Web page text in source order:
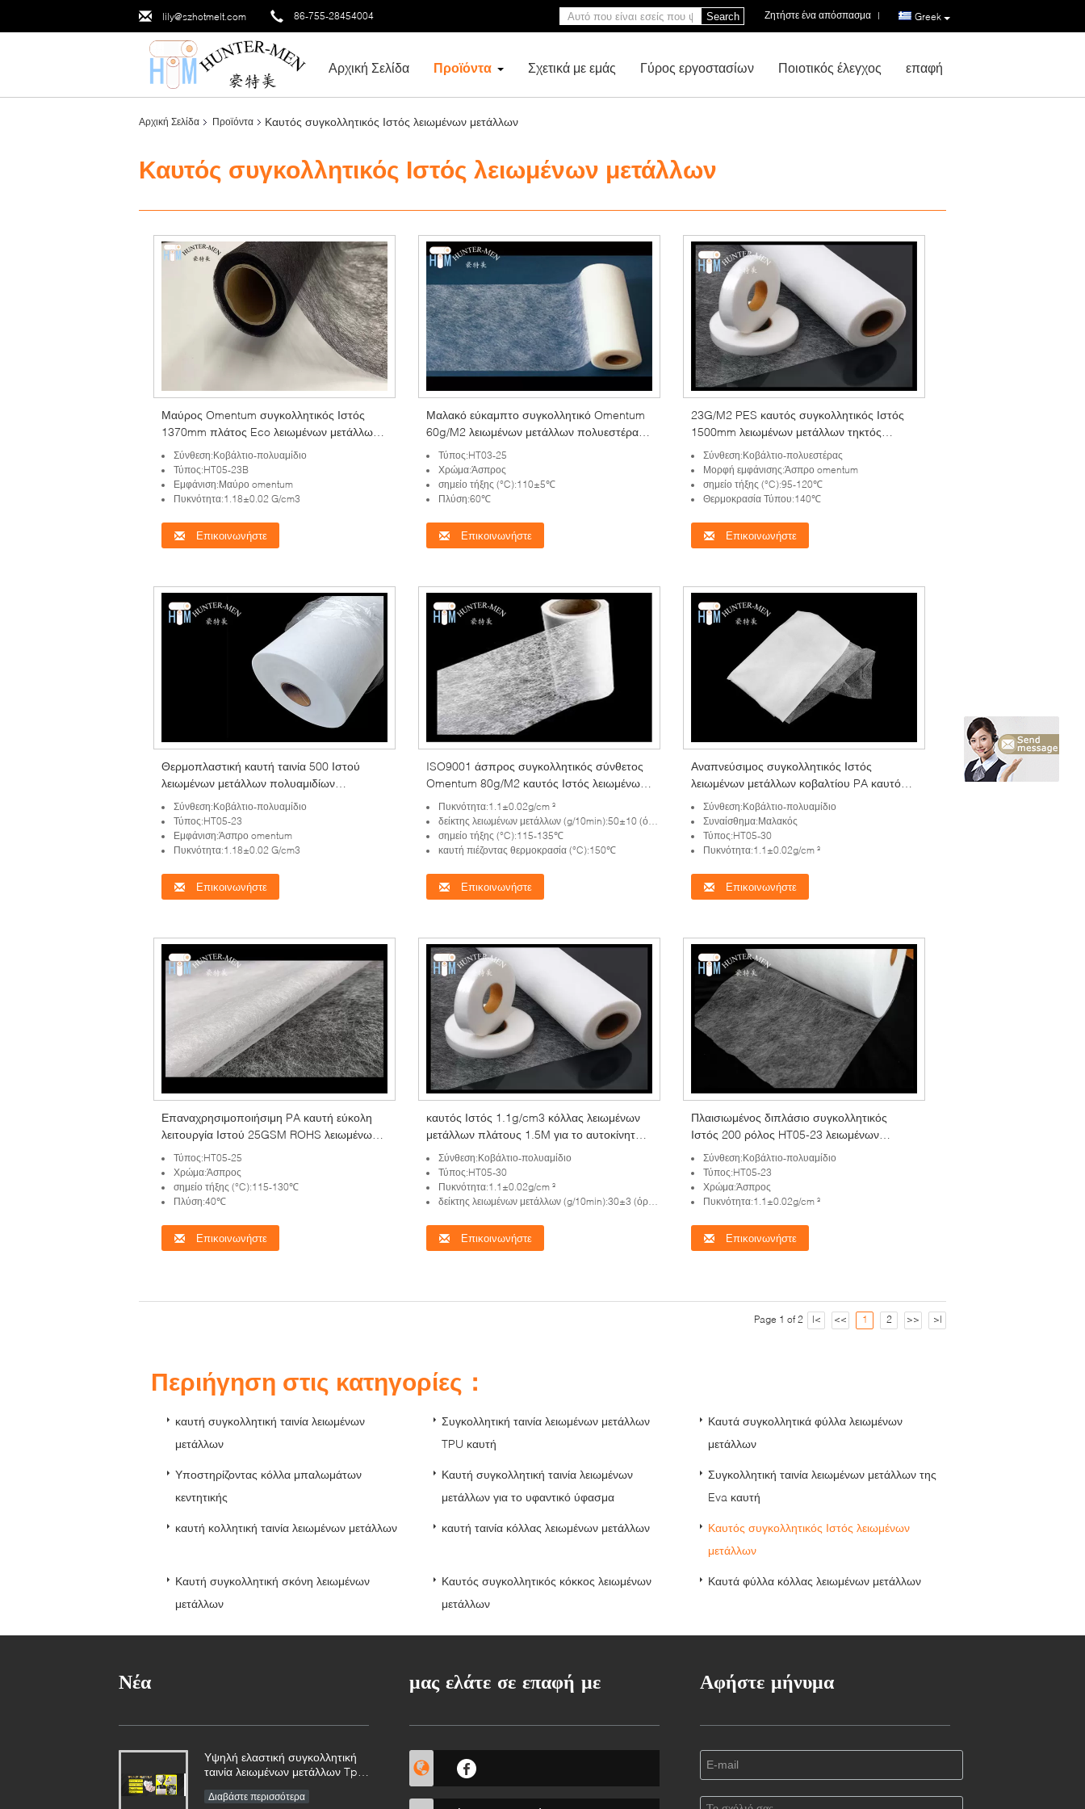
lily@szhotmelt.com 86-755-28454004 Greek
Ζητήστε ένα απόσπασμα |
Search
Αρχική Σελίδα Προϊόντα Σχετικά με εμάς Γύρος εργοστασίων Ποιοτικός έλεγχος επαφή
Αρχική Σελίδα Προϊόντα Καυτός συγκολλητικός Ιστός λειωμένων μετάλλων
Καυτός συγκολλητικός Ιστός λειωμένων μετάλλων
Μαύρος Omentum συγκολλητικός Ιστός
1370mm πλάτος Eco λειωμένων μετάλλων
πολυαμιδίων καυτός φιλικό
Σύνθεση:Κοβάλτιο-πολυαμίδιο
Τύπος:HT05-23B
Εμφάνιση:Μαύρο omentum
Πυκνότητα:1.18±0.02 G/cm3
Επικοινωνήστε
Μαλακό εύκαμπτο συγκολλητικό Omentum
60g/M2 λειωμένων μετάλλων πολυεστέρα
καυτό για τα υφαντικά υφάσματα
Τύπος:HT03-25
Χρώμα:Άσπρος
σημείο τήξης (°C):110±5℃
Πλύση:60℃
Επικοινωνήστε
23G/M2 PES καυτός συγκολλητικός Ιστός
1500mm λειωμένων μετάλλων τηκτός
συνδέοντας Ιστός
Σύνθεση:Κοβάλτιο-πολυεστέρας
Μορφή εμφάνισης:Άσπρο omentum
σημείο τήξης (°C):95-120℃
Θερμοκρασία Τύπου:140℃
Επικοινωνήστε
Θερμοπλαστική καυτή ταινία 500 Ιστού
λειωμένων μετάλλων πολυαμιδίων
κοβαλτίου ναυπηγεία ανά ρόλο
Σύνθεση:Κοβάλτιο-πολυαμίδιο
Τύπος:HT05-23
Εμφάνιση:Άσπρο omentum
Πυκνότητα:1.18±0.02 G/cm3
Επικοινωνήστε
ISO9001 άσπρος συγκολλητικός σύνθετος
Omentum 80g/M2 καυτός Ιστός λειωμένων
μετάλλων
Πυκνότητα:1.1±0.02g/cm ³
δείκτης λειωμένων μετάλλων (g/10min):50±10 (όρος: 160℃)
σημείο τήξης (°C):115-135℃
καυτή πιέζοντας θερμοκρασία (°C):150℃
Επικοινωνήστε
Αναπνεύσιμος συγκολλητικός Ιστός
λειωμένων μετάλλων κοβαλτίου PA καυτός
για τη μη υφαμένη τηκτή σημείωση μεταξύ
των γραμμών του κειμένου
Σύνθεση:Κοβάλτιο-πολυαμίδιο
Συναίσθημα:Μαλακός
Τύπος:HT05-30
Πυκνότητα:1.1±0.02g/cm ³
Επικοινωνήστε
Επαναχρησιμοποιήσιμη PA καυτή εύκολη
λειτουργία Ιστού 25GSM ROHS λειωμένων
μετάλλων συγκολλητική
Τύπος:HT05-25
Χρώμα:Άσπρος
σημείο τήξης (°C):115-130℃
Πλύση:40℃
Επικοινωνήστε
καυτός Ιστός 1.1g/cm3 κόλλας λειωμένων
μετάλλων πλάτους 1.5M για το αυτοκίνητο
εσωτερικό
Σύνθεση:Κοβάλτιο-πολυαμίδιο
Τύπος:HT05-30
Πυκνότητα:1.1±0.02g/cm ³
δείκτης λειωμένων μετάλλων (g/10min):30±3 (όρος: 160℃)
Επικοινωνήστε
Πλαισιωμένος διπλάσιο συγκολλητικός
Ιστός 200 ρόλος HT05-23 λειωμένων
μετάλλων 23GSM καυτός ναυπηγείων
Σύνθεση:Κοβάλτιο-πολυαμίδιο
Τύπος:HT05-23
Χρώμα:Άσπρος
Πυκνότητα:1.1±0.02g/cm ³
Επικοινωνήστε
Page 1 of 2 |< << 1 2 >> >|
Περιήγηση στις κατηγορίες：
καυτή συγκολλητική ταινία λειωμένων
μετάλλων
Συγκολλητική ταινία λειωμένων μετάλλων
TPU καυτή
Καυτά συγκολλητικά φύλλα λειωμένων
μετάλλων
Υποστηρίζοντας κόλλα μπαλωμάτων
κεντητικής
Καυτή συγκολλητική ταινία λειωμένων
μετάλλων για το υφαντικό ύφασμα
Συγκολλητική ταινία λειωμένων μετάλλων της
Eva καυτή
καυτή κολλητική ταινία λειωμένων μετάλλων καυτή ταινία κόλλας λειωμένων μετάλλων
Καυτός συγκολλητικός Ιστός λειωμένων
μετάλλων
Καυτή συγκολλητική σκόνη λειωμένων
μετάλλων
Καυτός συγκολλητικός κόκκος λειωμένων
μετάλλων
Καυτά φύλλα κόλλας λειωμένων μετάλλων
Νέα
Υψηλή ελαστική συγκολλητική
ταινία λειωμένων μετάλλων Tpu
Διαβάστε περισσότερα
μας ελάτε σε επαφή με Αφήστε μήνυμα